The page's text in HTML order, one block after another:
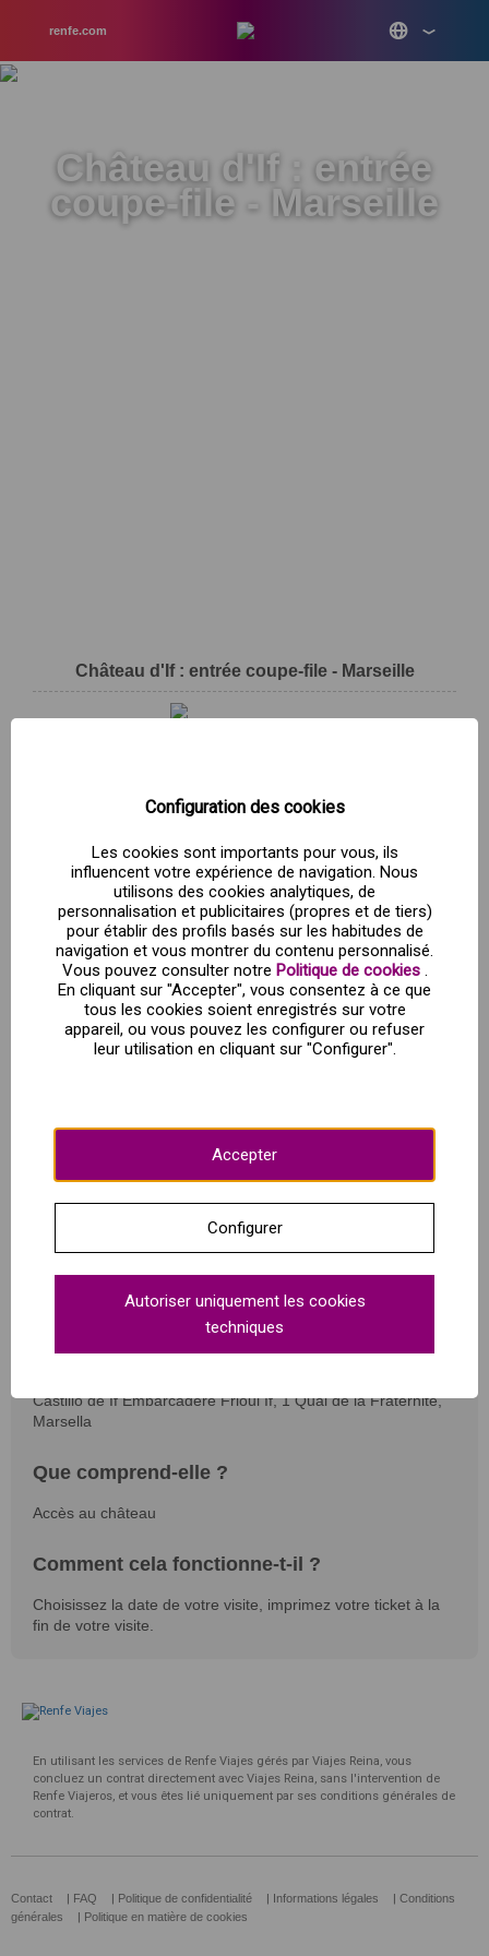
renfe.com
Château d'If : entrée
coupe-file - Marseille
Château d'If : entrée coupe-file - Marseille
*Entrada general
Pour cet achat, vous obtenez 0,24 €
points Mas Renfe.
ACHETER MAINTENANT!
Château d'If : Entrée accélérée, achetez votre billet
dès maintenant !
Visitez la forteresse et la prison qui ont inspiré Le
comte de Monte-Cristo.
Entrez dans un classique de la littérature en visitant la
forteresse et la prison du château d'If, qui a inspiré le roman
Où ?
Castillo de If Embarcadère Frioul If, 1 Quai de la Fraternité,
Marsella
Que comprend-elle ?
Accès au château
Comment cela fonctionne-t-il ?
Choisissez la date de votre visite, imprimez votre ticket à la
fin de votre visite.
En utilisant les services de Renfe Viajes gérés par Viajes Reina, vous
concluez un contrat directement avec Viajes Reina, sans l'intervention de
Renfe Viajeros, et vous êtes lié uniquement par ses conditions générales de
contrat.
Contact | FAQ | Politique de confidentialité | Informations légales | Conditions
générales
| Politique en matière de cookies
Configuration des cookies
Les cookies sont importants pour vous, ils
influencent votre expérience de navigation. Nous
utilisons des cookies analytiques, de
personnalisation et publicitaires (propres et de tiers)
pour établir des profils basés sur les habitudes de
navigation et vous montrer du contenu personnalisé.
Vous pouvez consulter notre Politique de cookies.
En cliquant sur "Accepter", vous consentez à ce que
tous les cookies soient enregistrés sur votre
appareil, ou vous pouvez les configurer ou refuser
leur utilisation en cliquant sur "Configurer".
Accepter
Configurer
Autoriser uniquement les cookies
techniques